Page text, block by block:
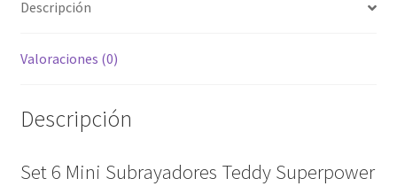
Descripción
Valoraciones (0)
Descripción
Set 6 Mini Subrayadores Teddy Superpower